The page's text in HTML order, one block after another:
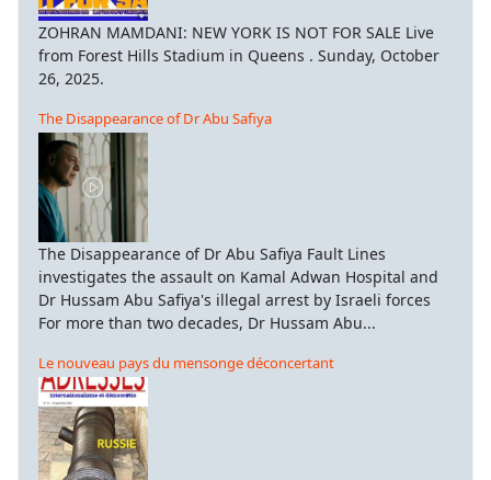
ZOHRAN MAMDANI: NEW YORK IS NOT FOR SALE Live
from Forest Hills Stadium in Queens . Sunday, October
26, 2025.
The Disappearance of Dr Abu Safiya
The Disappearance of Dr Abu Safiya Fault Lines
investigates the assault on Kamal Adwan Hospital and
Dr Hussam Abu Safiya's illegal arrest by Israeli forces
For more than two decades, Dr Hussam Abu...
Le nouveau pays du mensonge déconcertant